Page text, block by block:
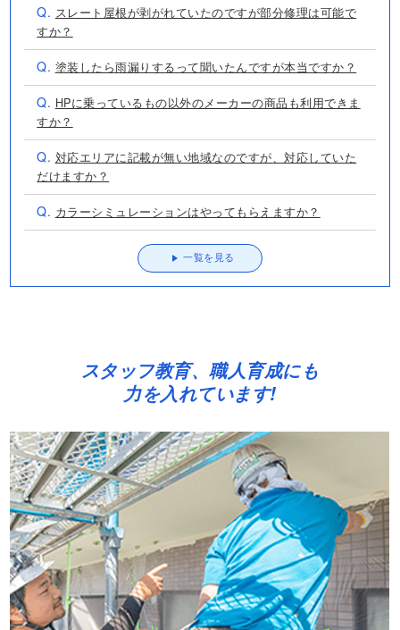
Q. スレート屋根が剥がれていたのですが部分修理は可能で
すか？
Q. 塗装したら雨漏りするって聞いたんですが本当ですか？
Q. HPに乗っているもの以外のメーカーの商品も利用できま
すか？
Q. 対応エリアに記載が無い地域なのですが、対応していた
だけますか？
Q. カラーシミュレーションはやってもらえますか？
一覧を見る
スタッフ教育、職人育成にも
力を入れています!